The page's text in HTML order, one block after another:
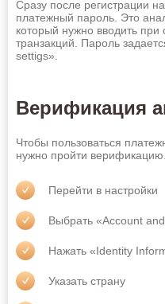
Сразу после регистрации
платежный пароль. Это
который нужно вводить
транзакций. Пароль
settigs».
Верификация
Чтобы пользоваться
нужно пройти
Перейти в настройки
Выбрать «Account
Нажать «Identity
Указать страну